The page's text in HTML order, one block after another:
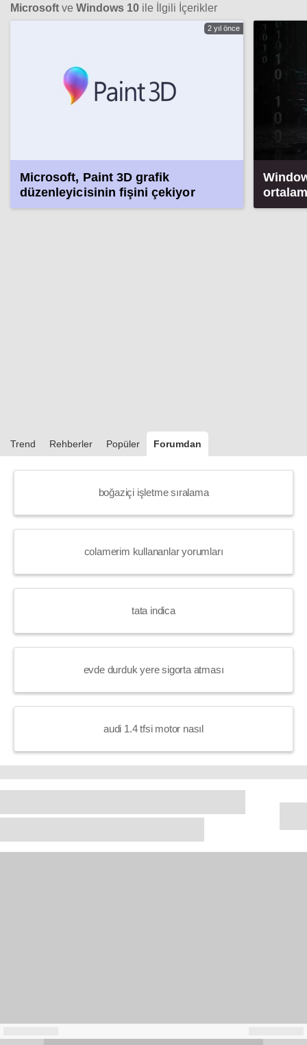
Microsoft ve Windows 10 ile İlgili İçerikler
2 yıl önce
Microsoft, Paint 3D grafik
düzenleyicisinin fişini çekiyor
Trend Rehberler Popüler Forumdan
boğaziçi işletme sıralama
colamerim kullananlar yorumları
tata indica
evde durduk yere sigorta atması
audi 1.4 tfsi motor nasıl